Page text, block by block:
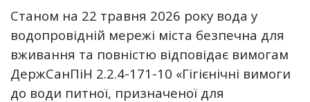
Станом на 22 травня 2026 року вода у
водопровідній мережі міста безпечна для
вживання та повністю відповідає вимогам
ДержСанПіН 2.2.4-171-10 «Гігієнічні вимоги
до води питної, призначеної для